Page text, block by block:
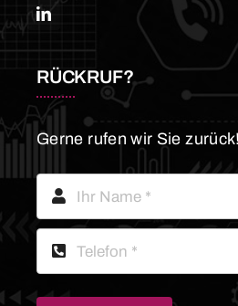
RÜCKRUF?
Gerne rufen wir Sie zurück!